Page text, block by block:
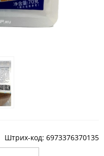
Штрих-код: 6973376370135